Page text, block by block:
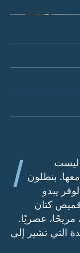
ا
ليست
بنطلون
يبدو
كتان
مريحًا، عصريًا.
التي تشير إلى